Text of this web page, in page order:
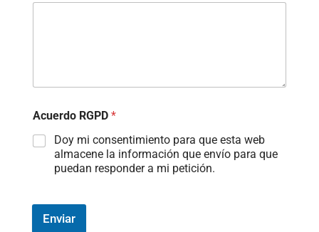
Acuerdo RGPD *
Doy mi consentimiento para que esta web
almacene la información que envío para que
puedan responder a mi petición.
Enviar